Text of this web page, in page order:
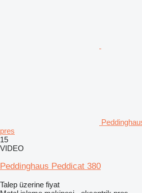
pres
15
VIDEO
Peddinghaus Peddicat 380
Talep üzerine fiyat